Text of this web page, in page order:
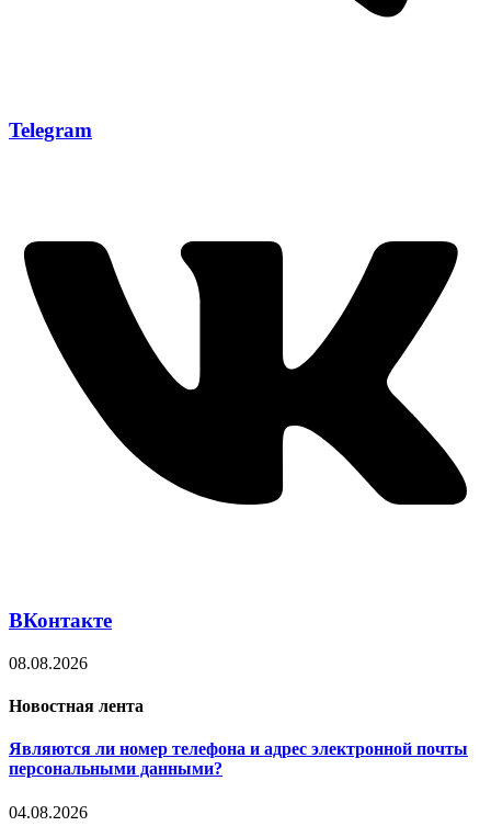
Telegram
ВКонтакте
08.08.2026
Новостная лента
Являются ли номер телефона и адрес электронной почты
персональными данными?
04.08.2026